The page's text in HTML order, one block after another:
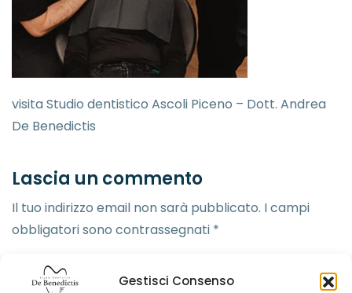
Gestisci Consenso
visita Studio dentistico Ascoli Piceno – Dott. Andrea
De Benedictis
Lascia un commento
Il tuo indirizzo email non sarà pubblicato. I campi
obbligatori sono contrassegnati *
Commento